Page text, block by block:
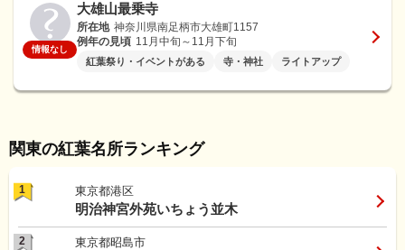
情報なし
大雄山最乗寺
所在地 神奈川県南足柄市大雄町1157
例年の見頃 11月中旬～11月下旬
紅葉祭り・イベントがある 寺・神社 ライトアップ
関東の紅葉名所ランキング
1 東京都港区
明治神宮外苑いちょう並木
2 東京都昭島市